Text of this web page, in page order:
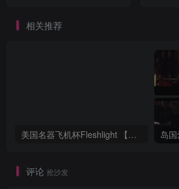
相关推荐
美国名器飞机杯Fleshlight 【Quickshot-Vantage 双头飞机杯】完全评测
评论 抢沙发